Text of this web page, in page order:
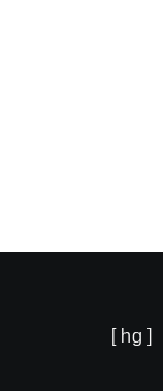
[ hg ]